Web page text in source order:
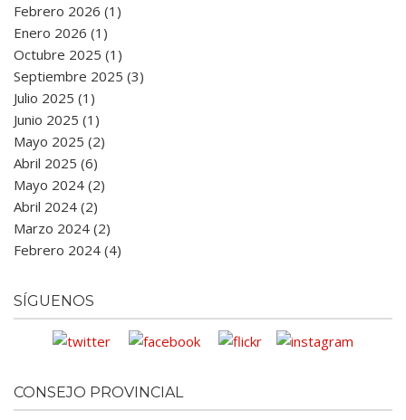
Febrero 2026 (1)
Enero 2026 (1)
Octubre 2025 (1)
Septiembre 2025 (3)
Julio 2025 (1)
Junio 2025 (1)
Mayo 2025 (2)
Abril 2025 (6)
Mayo 2024 (2)
Abril 2024 (2)
Marzo 2024 (2)
Febrero 2024 (4)
SÍGUENOS
CONSEJO PROVINCIAL